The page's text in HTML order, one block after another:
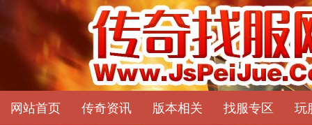
网站首页 传奇资讯 版本相关 找服专区 玩